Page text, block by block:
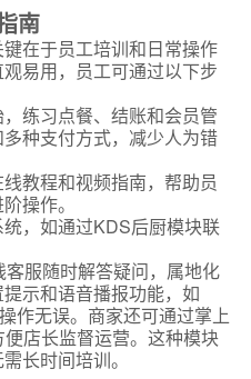
南
在于员工培训和日常操作
易用，员工可通过以下步
练习点餐、结账和会员管
种支付方式，减少人为错
教程和视频指南，帮助员
操作。
，如通过KDS后厨模块联
服随时解答疑问，属地化
示和语音播报功能，如
作无误。商家还可通过掌上
店长监督运营。这种模块
长时间培训。